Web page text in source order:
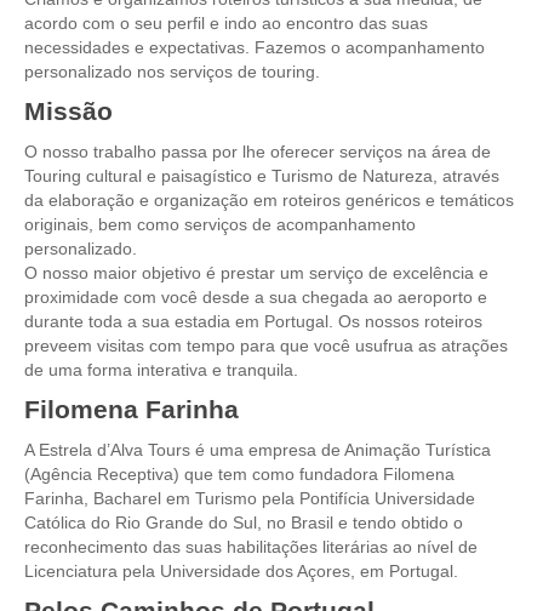
Évora e Monsaraz
Évora e Arraiolos
Tomar
O Tesouro dos Templários
Castelos Templários e Vilas Ribeirinhas
Tours meio dia
Tour de meio-dia em Sintra
Tours Temáticos
The Real Lisbon STREET ART Tour
The Lisbon Walk & Talk Street Art Tour
Rota do Azulejo
A Calçada Portuguesa
WineTours
acordo com o seu perfil e indo ao encontro das suas
necessidades e expectativas. Fazemos o acompanhamento
personalizado nos serviços de touring.
Missão
O nosso trabalho passa por lhe oferecer serviços na área de
Touring cultural e paisagístico e Turismo de Natureza, através
da elaboração e organização em roteiros genéricos e temáticos
originais, bem como serviços de acompanhamento
personalizado.
O nosso maior objetivo é prestar um serviço de excelência e
proximidade com você desde a sua chegada ao aeroporto e
durante toda a sua estadia em Portugal. Os nossos roteiros
preveem visitas com tempo para que você usufrua as atrações
de uma forma interativa e tranquila.
Filomena Farinha
A Estrela d’Alva Tours é uma empresa de Animação Turística
(Agência Receptiva) que tem como fundadora Filomena
Farinha, Bacharel em Turismo pela Pontifícia Universidade
Católica do Rio Grande do Sul, no Brasil e tendo obtido o
reconhecimento das suas habilitações literárias ao nível de
Licenciatura pela Universidade dos Açores, em Portugal.